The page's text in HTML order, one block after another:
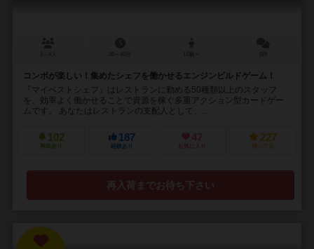
コンボが楽しい！集めたシェフを働かせるエンジンビルドゲーム！
『マイベストシェフ』はレストランに勤める50種類以上のスタッフ
を、効率よく働かせることで資源を稼ぐ多重アクション型カードゲー
ムです。 あなたはレストランの支配人として、...
102
興味あり
187
経験あり
47
お気に入り
227
持ってる
再入荷までお待ち下さい